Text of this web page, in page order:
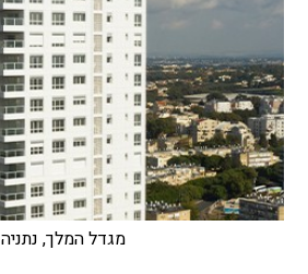
מגדל המלך, נתניה